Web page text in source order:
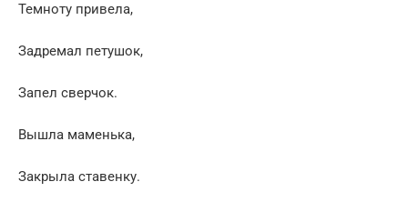
Темноту привела,
Задремал петушок,
Запел сверчок.
Вышла маменька,
Закрыла ставенку.